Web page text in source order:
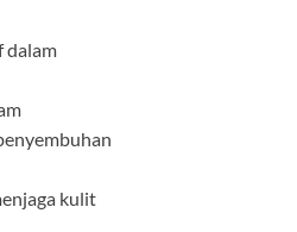
dalam
kulit